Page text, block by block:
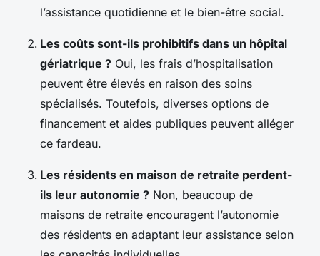
l’assistance quotidienne et le bien-être social.
Les coûts sont-ils prohibitifs dans un hôpital
gériatrique ? Oui, les frais d’hospitalisation
peuvent être élevés en raison des soins
spécialisés. Toutefois, diverses options de
financement et aides publiques peuvent alléger
ce fardeau.
Les résidents en maison de retraite perdent-
ils leur autonomie ? Non, beaucoup de
maisons de retraite encouragent l’autonomie
des résidents en adaptant leur assistance selon